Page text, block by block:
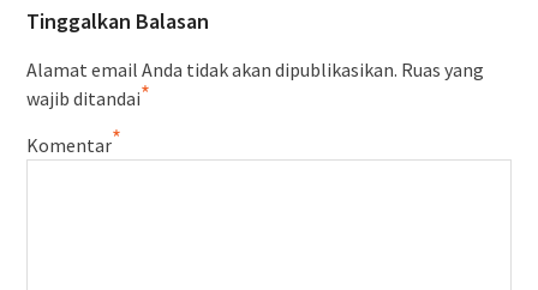
Tinggalkan Balasan
Alamat email Anda tidak akan dipublikasikan. Ruas yang
wajib ditandai*
Komentar*